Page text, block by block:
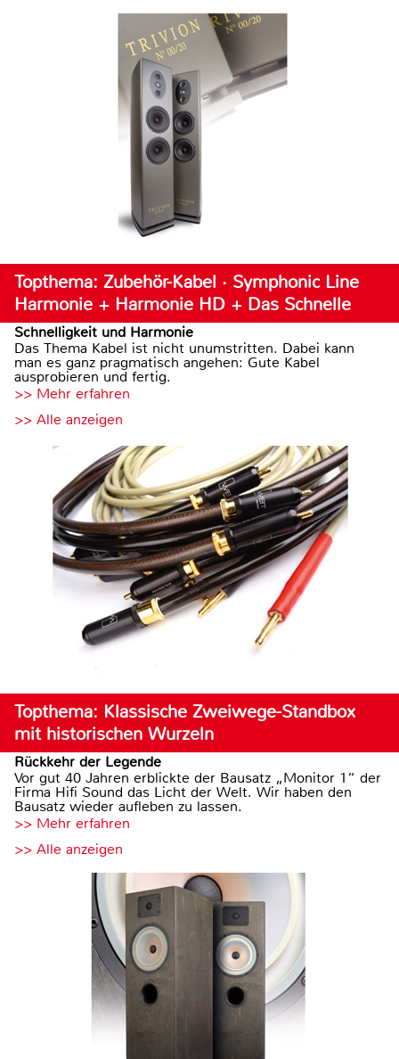
Topthema: Zubehör-Kabel · Symphonic Line
Harmonie + Harmonie HD + Das Schnelle
Schnelligkeit und Harmonie
Das Thema Kabel ist nicht unumstritten. Dabei kann
man es ganz pragmatisch angehen: Gute Kabel
ausprobieren und fertig.
>> Mehr erfahren
>> Alle anzeigen
Topthema: Klassische Zweiwege-Standbox
mit historischen Wurzeln
Rückkehr der Legende
Vor gut 40 Jahren erblickte der Bausatz „Monitor 1“ der
Firma Hifi Sound das Licht der Welt. Wir haben den
Bausatz wieder aufleben zu lassen.
>> Mehr erfahren
>> Alle anzeigen